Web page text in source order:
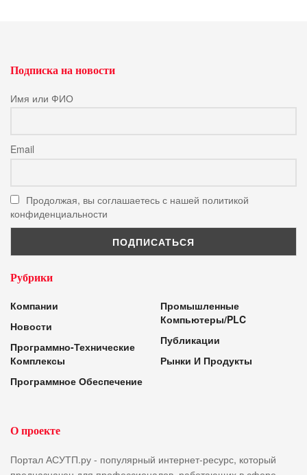
Подписка на новости
Имя или ФИО
Email
Продолжая, вы соглашаетесь с нашей политикой
конфиденциальности
Рубрики
Компании
Новости
Программно-Технические
Комплексы
Программное Обеспечение
Промышленные
Компьютеры/PLC
Публикации
Рынки И Продукты
О проекте
Портал АСУТП.ру - популярный интернет-ресурс, который